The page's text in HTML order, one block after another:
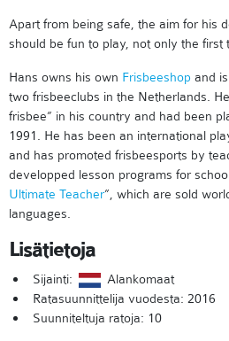
Apart from being safe, the aim for his
should be fun to play, not only the first
Hans owns his own Frisbeeshop and
two frisbeeclubs in the Netherlands.
frisbee” in his country and had been
1991. He has been an international
and has promoted frisbeesports by
developped lesson programs for
Ultimate Teacher”, which are sold
languages.
Lisätietoja
Sijainti:
Alankomaat
Ratasuunnittelija vuodesta: 2016
Suunniteltuja ratoja: 10